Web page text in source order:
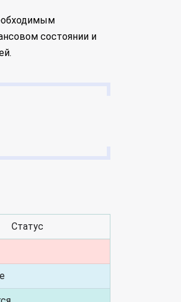
состоянии и
Статус